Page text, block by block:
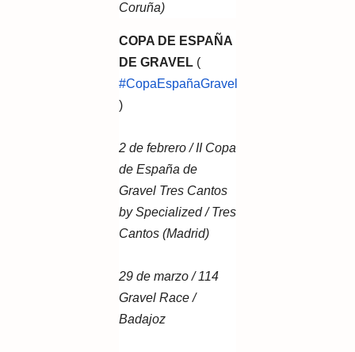
Coruña)
COPA DE ESPAÑA
DE GRAVEL (
#CopaEspañaGravel
)
2 de febrero / II Copa
de España de
Gravel Tres Cantos
by Specialized / Tres
Cantos (Madrid)
29 de marzo / 114
Gravel Race /
Badajoz